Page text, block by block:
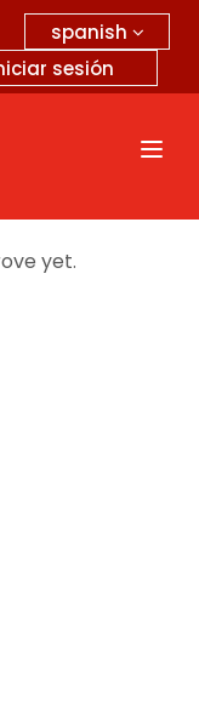
spanish
sesión
yet.